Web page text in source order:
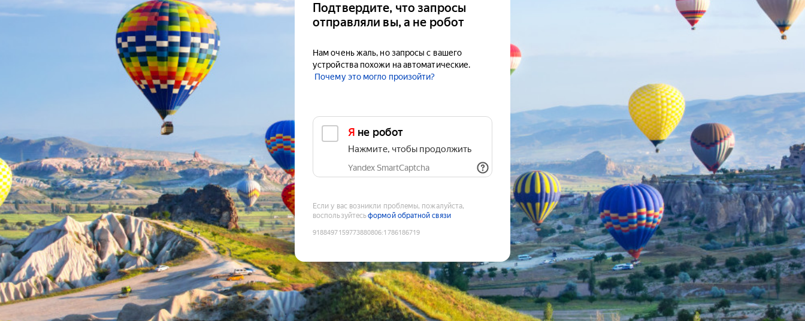
Подтвердите, что запросы
отправляли вы, а не робот
Нам очень жаль, но запросы с вашего
устройства похожи на автоматические.
Почему это могло произойти?
Я не робот
Нажмите, чтобы продолжить
Yandex SmartCaptcha
Если у вас возникли проблемы, пожалуйста,
воспользуйтесьформой обратной связи
9188497159773880806:1786186719